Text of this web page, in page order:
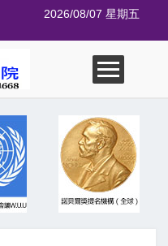
2026/08/07 星期五